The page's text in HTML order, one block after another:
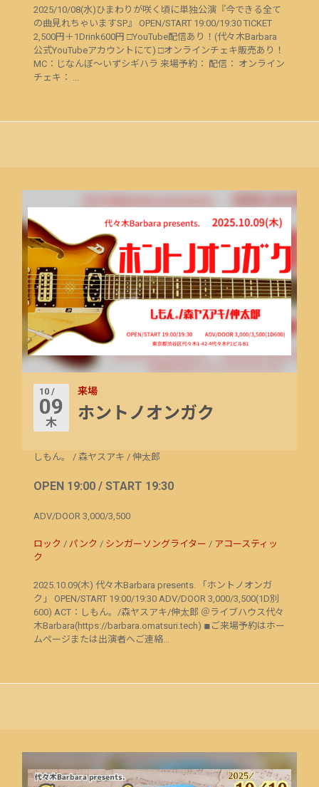
2025/10/08(水)ひまわりが咲く頃に単独公演『今できる全て
の曲見れちゃいますSP』 OPEN/START 19:00/19:30 TICKET
2,500円＋1Drink600円 □YouTube配信あり！(代々木Barbara
公式YouTubeアカウントにて) □オンラインチェキ販売あり！
MC：じなんぼ～いずシギハラ 来場予約： 配信： オンライン
チェキ： ...
10 /
09
木
来場
ホントノオンガク
しもん。 / 森ヤスアキ / 伸太郎
OPEN 19:00 / START 19:30
ADV/DOOR 3,000/3,500
ロック / パンク / シンガーソングライター / アコースティッ
ク
2025.10.09(木) 代々木Barbara presents. 「ホントノオンガ
ク」 OPEN/START 19:00/19:30 ADV/DOOR 3,000/3,500(1D別
600) ACT：しもん。/森ヤスアキ/伸太郎 ＠ライブハウス代々
木Barbara(https://barbara.omatsuri.tech) ◾︎ご来場予約はホー
ムページまたは出演者へご連絡...